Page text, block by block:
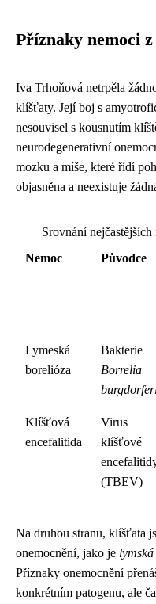
Příznaky nemoci
Iva Trhoňová netrpěla
klíšťaty. Její boj s
nesouvisel s kousnutím
neurodegenerativní
mozku a míše, které řídí
objasněna a neexistuje
Srovnání
Nemoc
Původce
Lymeská
borelióza
Bakterie
Borrelia
Klíšťová
encefalitida
Virus
klíšťové
(TBEV)
Na druhou stranu, klíšťata
onemocnění, jako je
Příznaky onemocnění
konkrétním patogenu, ale